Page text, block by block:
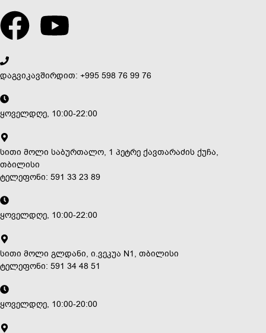
დაგვიკავშირდით: +995 598 76 99 76
ყოველდღე, 10:00-22:00
სითი მოლი საბურთალო, 1 პეტრე ქავთარაძის ქუჩა,
თბილისი
ტელეფონი: 591 33 23 89
ყოველდღე, 10:00-22:00
სითი მოლი გლდანი, ი.ვეკუა N1, თბილისი
ტელეფონი: 591 34 48 51
ყოველდღე, 10:00-20:00